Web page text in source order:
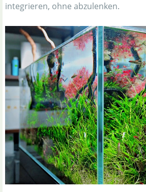
integrieren, ohne abzulenken.